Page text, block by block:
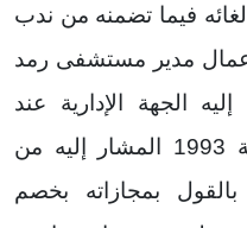
بإلغائه فيما تضمنه من ندب
مدير مستشفى رمد
الجهة الإدارية عند
اصدارها القرار رقم 70 لسنة 1993 المشار إليه من
بمجازاته بخصم